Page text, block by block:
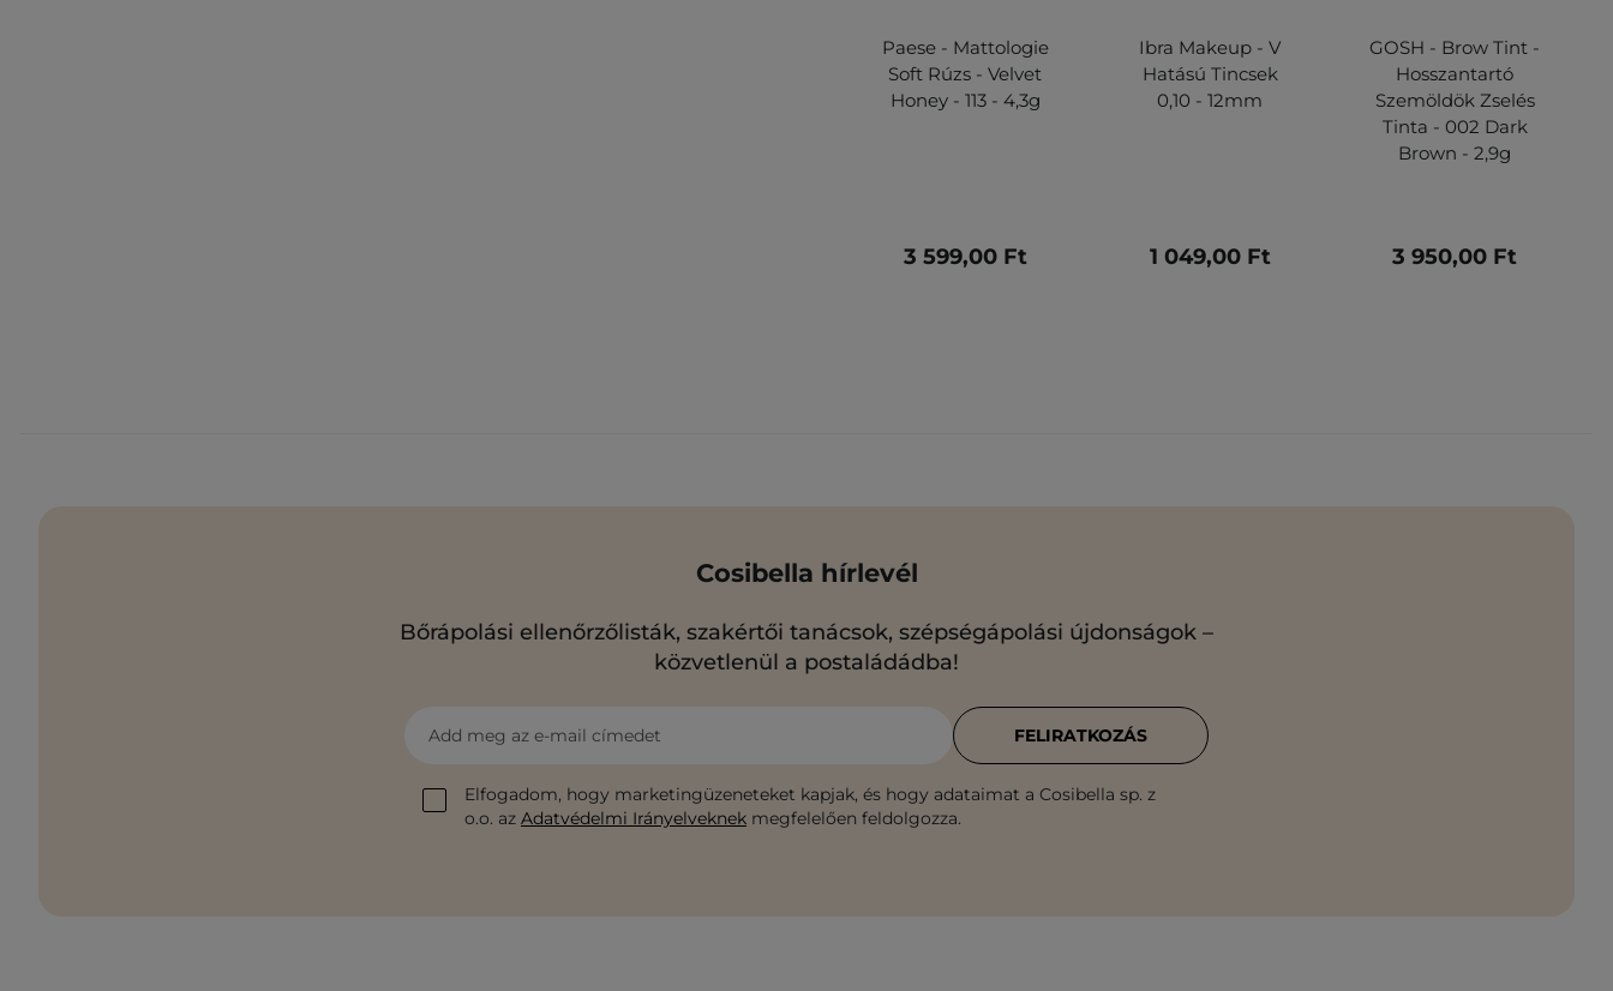
Paese - Mattologie
Soft Rúzs - Velvet
Honey - 113 - 4,3g
3 599,00 Ft
Ibra Makeup - V
Hatású Tincsek
0,10 - 12mm
1 049,00 Ft
GOSH - Brow Tint -
Hosszantartó
Szemöldök Zselés
Tinta - 002 Dark
Brown - 2,9g
3 950,00 Ft
Cosibella hírlevél
Bőrápolási ellenőrzőlisták, szakértői tanácsok, szépségápolási újdonságok –
közvetlenül a postaládádba!
Add meg az e-mail címedet
Elfogadom, hogy marketingüzeneteket kapjak, és hogy adataimat a Cosibella sp. z
o.o. az Adatvédelmi Irányelveknek megfelelően feldolgozza.
FELIRATKOZÁS